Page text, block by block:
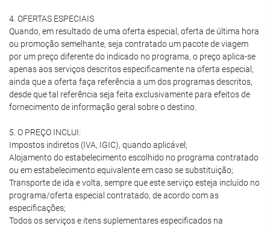
4. OFERTAS ESPECIAIS
Quando, em resultado de uma oferta especial, oferta de última hora
ou promoção semelhante, seja contratado um pacote de viagem
por um preço diferente do indicado no programa, o preço aplica-se
apenas aos serviços descritos especificamente na oferta especial,
ainda que a oferta faça referência a um dos programas descritos,
desde que tal referência seja feita exclusivamente para efeitos de
fornecimento de informação geral sobre o destino.
5. O PREÇO INCLUI:
Impostos indiretos (IVA, IGIC), quando aplicável;
Alojamento do estabelecimento escolhido no programa contratado
ou em estabelecimento equivalente em caso se substituição;
Transporte de ida e volta, sempre que este serviço esteja incluído no
programa/oferta especial contratado, de acordo com as
especificações;
Todos os serviços e itens suplementares especificados na